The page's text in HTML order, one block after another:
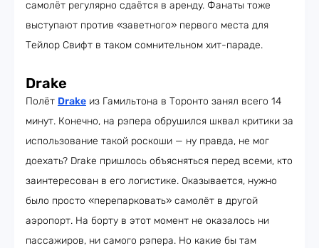
самолёт регулярно сдаётся в аренду. Фанаты тоже
выступают против «заветного» первого места для
Тейлор Свифт в таком сомнительном хит-параде.
Drake
Полёт Drake из Гамильтона в Торонто занял всего 14
минут. Конечно, на рэпера обрушился шквал критики за
использование такой роскоши — ну правда, не мог
доехать? Drake пришлось объясняться перед всеми, кто
заинтересован в его логистике. Оказывается, нужно
было просто «перепарковать» самолёт в другой
аэропорт. На борту в этот момент не оказалось ни
пассажиров, ни самого рэпера. Но какие бы там